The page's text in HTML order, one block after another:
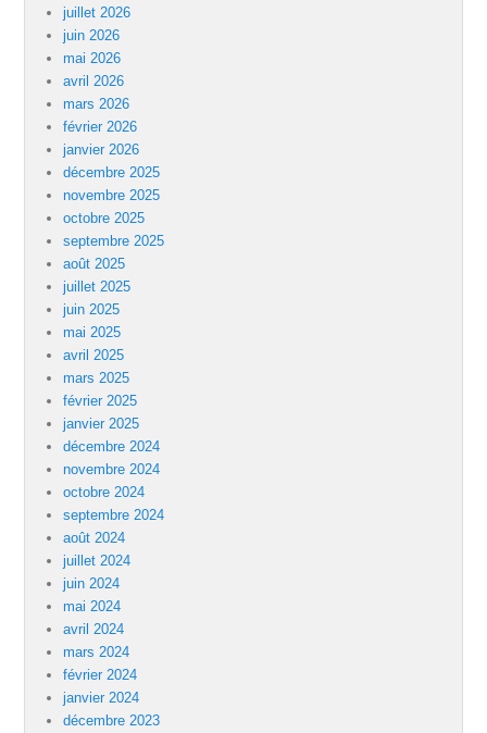
juillet 2026
juin 2026
mai 2026
avril 2026
mars 2026
février 2026
janvier 2026
décembre 2025
novembre 2025
octobre 2025
septembre 2025
août 2025
juillet 2025
juin 2025
mai 2025
avril 2025
mars 2025
février 2025
janvier 2025
décembre 2024
novembre 2024
octobre 2024
septembre 2024
août 2024
juillet 2024
juin 2024
mai 2024
avril 2024
mars 2024
février 2024
janvier 2024
décembre 2023